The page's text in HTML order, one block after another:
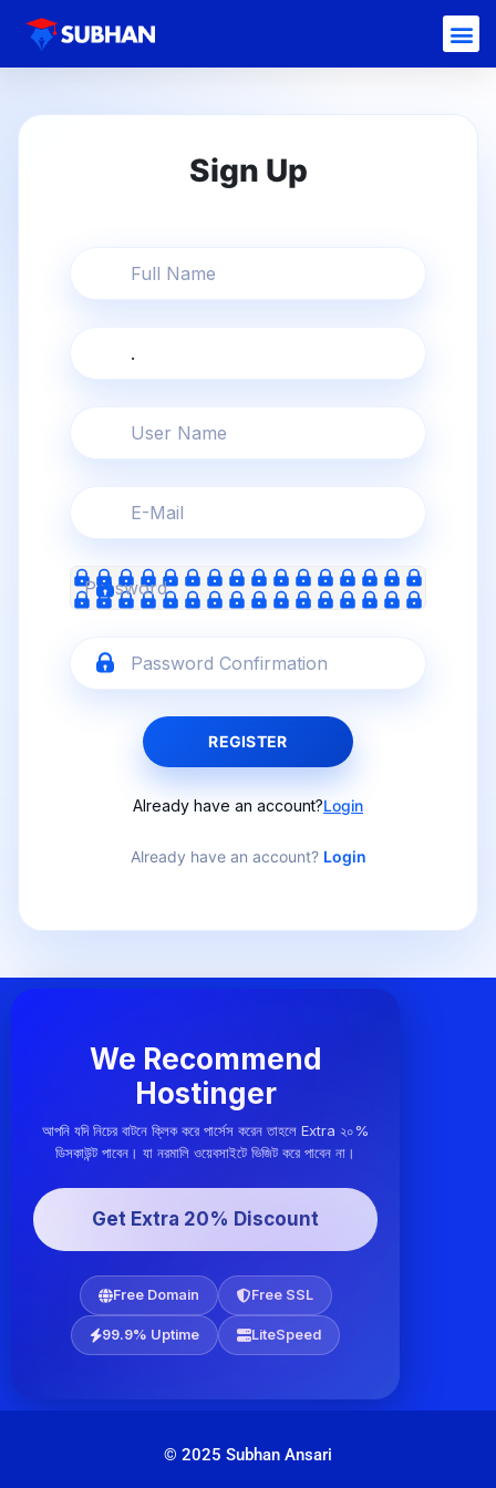
REGISTER
Already have an account?Login
Already have an account? Login
We Recommend
Hostinger
আপনি যদি নিচের বাটনে ক্লিক করে পার্সেস করেন তাহলে Extra ২০%
ডিসকাউন্ট পাবেন। যা নরমালি ওয়েবসাইটে ভিজিট করে পাবেন না।
Get Extra 20% Discount
Free Domain Free SSL
99.9% Uptime LiteSpeed
© 2025 Subhan Ansari